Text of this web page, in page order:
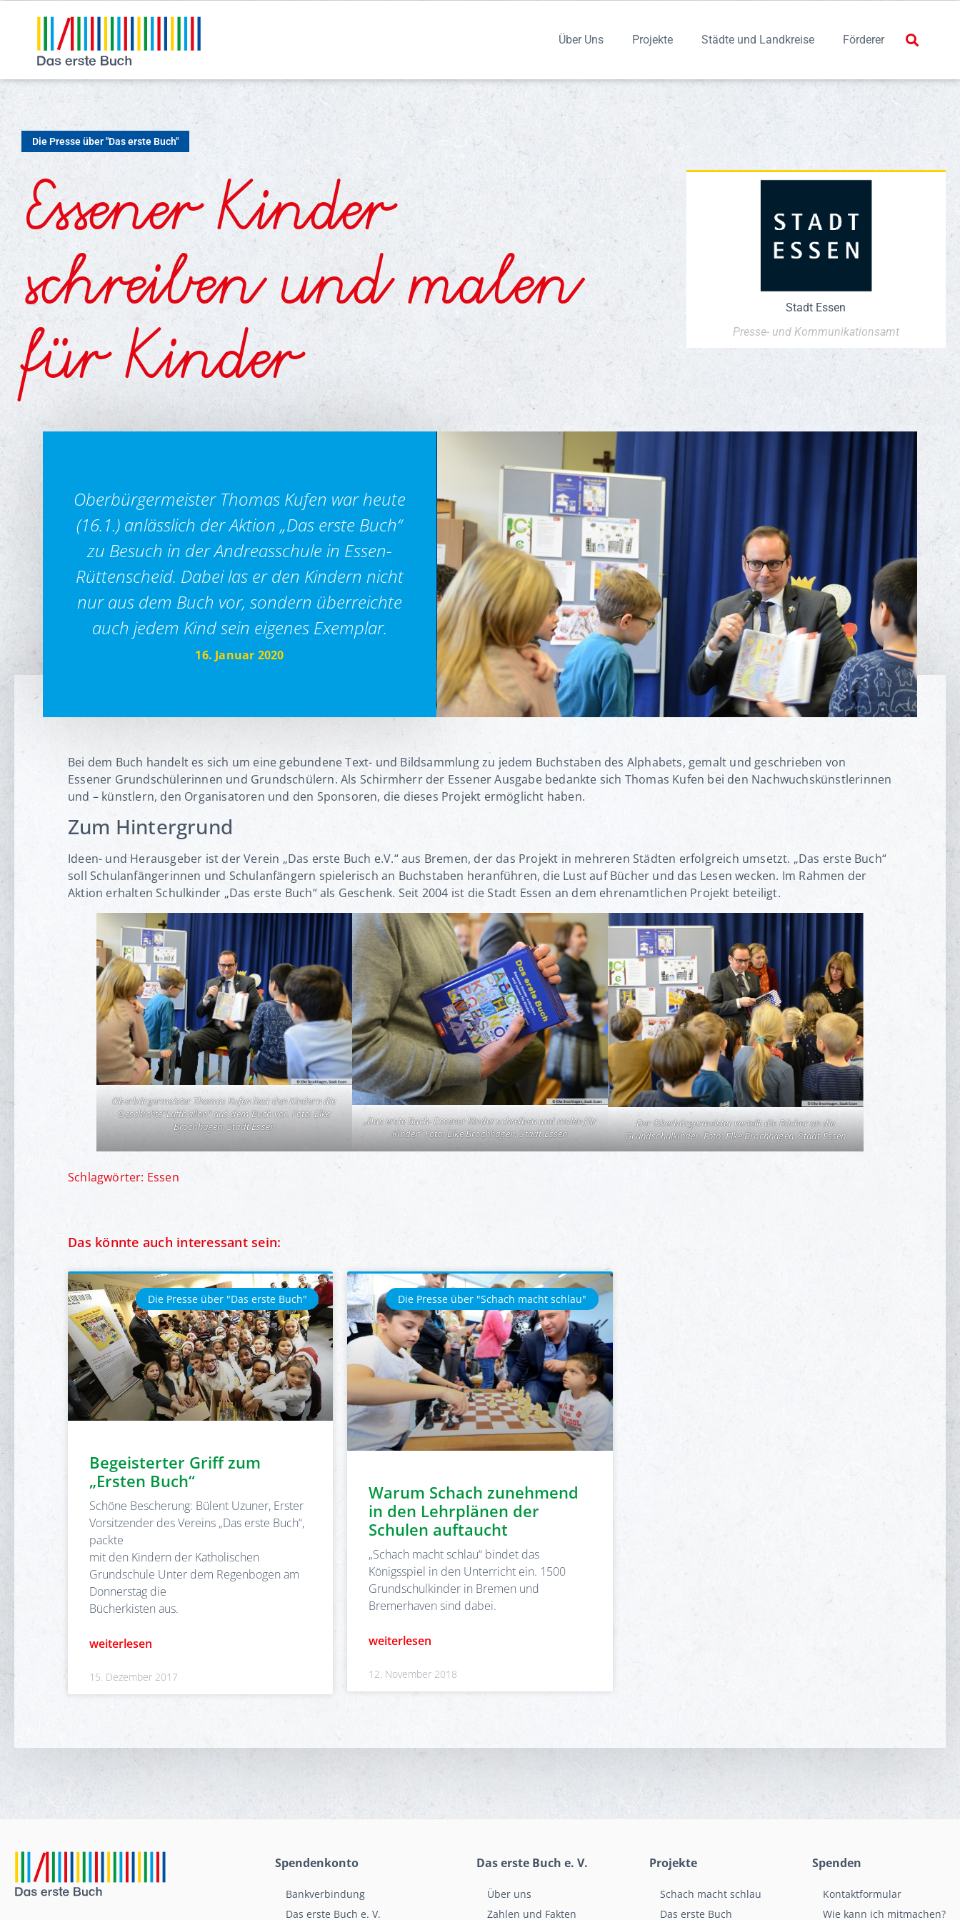
Über Uns Projekte Städte und Landkreise Förderer
Die Presse über "Das erste Buch"
Essener Kinder
schreiben und malen
für Kinder
Stadt Essen
Presse- und Kommunikationsamt
Oberbürgermeister Thomas Kufen war heute
(16.1.) anlässlich der Aktion „Das erste Buch“
zu Besuch in der Andreasschule in Essen-
Rüttenscheid. Dabei las er den Kindern nicht
nur aus dem Buch vor, sondern überreichte
auch jedem Kind sein eigenes Exemplar.
16. Januar 2020
Bei dem Buch handelt es sich um eine gebundene Text- und Bildsammlung zu jedem Buchstaben des Alphabets, gemalt und geschrieben von
Essener Grundschülerinnen und Grundschülern. Als Schirmherr der Essener Ausgabe bedankte sich Thomas Kufen bei den Nachwuchskünstlerinnen
und – künstlern, den Organisatoren und den Sponsoren, die dieses Projekt ermöglicht haben.
Zum Hintergrund
Ideen- und Herausgeber ist der Verein „Das erste Buch e.V.“ aus Bremen, der das Projekt in mehreren Städten erfolgreich umsetzt. „Das erste Buch“
soll Schulanfängerinnen und Schulanfängern spielerisch an Buchstaben heranführen, die Lust auf Bücher und das Lesen wecken. Im Rahmen der
Aktion erhalten Schulkinder „Das erste Buch“ als Geschenk. Seit 2004 ist die Stadt Essen an dem ehrenamtlichen Projekt beteiligt.
Oberbürgermeister Thomas Kufen liest den Kindern die
Geschichte“Luftballon“ aus dem Buch vor. Foto: Elke
Brochhagen, Stadt Essen
„Das erste Buch- Essener Kinder schreiben und malen für
Kinder“ Foto: Elke Brochhagen, Stadt Essen
Der Oberbürgermeister verteilt die Bücher an die
Grundschulkinder. Foto: Elke Brochhagen, Stadt Essen
Schlagwörter: Essen
Das könnte auch interessant sein:
Die Presse über "Das erste Buch"
Begeisterter Griff zum
„Ersten Buch“
Schöne Bescherung: Bülent Uzuner, Erster
Vorsitzender des Vereins „Das erste Buch“,
packte
mit den Kindern der Katholischen
Grundschule Unter dem Regenbogen am
Donnerstag die
Bücherkisten aus.
weiterlesen
15. Dezember 2017
Die Presse über "Schach macht schlau"
Warum Schach zunehmend
in den Lehrplänen der
Schulen auftaucht
„Schach macht schlau“ bindet das
Königsspiel in den Unterricht ein. 1500
Grundschulkinder in Bremen und
Bremerhaven sind dabei.
weiterlesen
12. November 2018
Spendenkonto
Bankverbindung
Das erste Buch e. V.
Das erste Buch e. V.
Über uns
Zahlen und Fakten
Projekte
Schach macht schlau
Das erste Buch
Spenden
Kontaktformular
Wie kann ich mitmachen?